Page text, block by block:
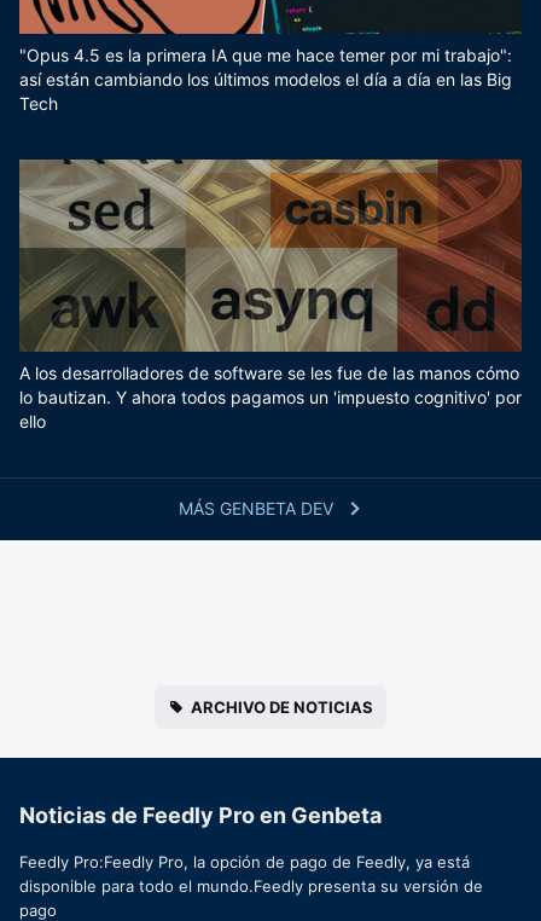
MÁS GENBETA DEV
"Opus 4.5 es la primera IA que me hace temer por mi trabajo":
así están cambiando los últimos modelos el día a día en las Big
Tech
A los desarrolladores de software se les fue de las manos cómo
lo bautizan. Y ahora todos pagamos un 'impuesto cognitivo' por
ello
ARCHIVO DE NOTICIAS
Noticias de Feedly Pro en Genbeta
Feedly Pro:Feedly Pro, la opción de pago de Feedly, ya está
disponible para todo el mundo.Feedly presenta su versión de
pago